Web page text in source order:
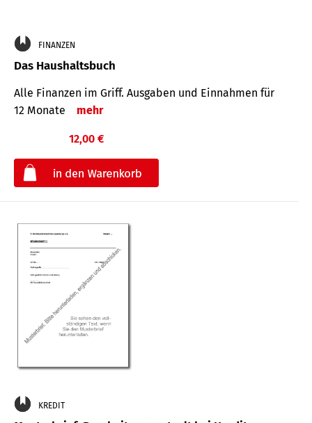
FINANZEN
Das Haushaltsbuch
Alle Finanzen im Griff. Aus­gaben und Ein­nahmen für
12 Monate
mehr
12,00 €
KREDIT